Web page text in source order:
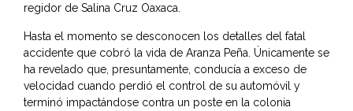
regidor de Salina Cruz Oaxaca.
Hasta el momento se desconocen los detalles del fatal
accidente que cobró la vida de Aranza Peña. Únicamente se
ha revelado que, presuntamente, conducía a exceso de
velocidad cuando perdió el control de su automóvil y
terminó impactándose contra un poste en la colonia